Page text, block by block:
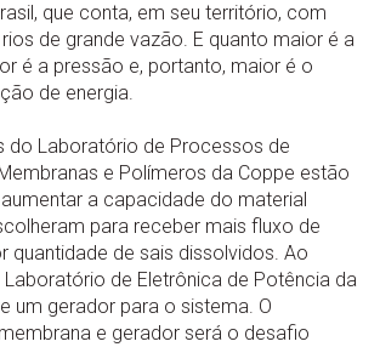
que conta, em seu território, com
de grande vazão. E quanto maior é a
é a pressão e, portanto, maior é o
de energia.
do Laboratório de Processos de
e Polímeros da Coppe estão
a capacidade do material
para receber mais fluxo de
quantidade de sais dissolvidos. Ao
de Eletrônica de Potência da
um gerador para o sistema. O
e gerador será o desafio